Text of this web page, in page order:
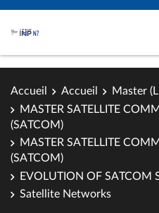
Accueil Accueil
Master
MASTER SATELLITE
(SATCOM)
MASTER SATELLITE
(SATCOM)
EVOLUTION OF SATCOM
Satellite Networks